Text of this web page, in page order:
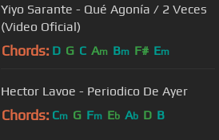
Yiyo Sarante - Qué Agonía / 2 Veces
(Video Oficial)
Chords: D G C Am Bm F# Em
Hector Lavoe - Periodico De Ayer
Chords: Cm G Fm Eb Ab D B